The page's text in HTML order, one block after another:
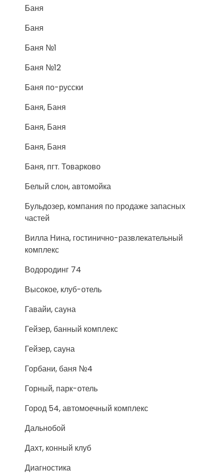
Баня
Баня
Баня №1
Баня №12
Баня по-русски
Баня, Баня
Баня, Баня
Баня, Баня
Баня, пгт. Товарково
Белый слон, автомойка
Бульдозер, компания по продаже запасных
частей
Вилла Нина, гостинично-развлекательный
комплекс
Водородинг 74
Высокое, клуб-отель
Гавайи, сауна
Гейзер, банный комплекс
Гейзер, сауна
Горбани, баня №4
Горный, парк-отель
Город 54, автомоечный комплекс
Дальнобой
Дахт, конный клуб
Диагностика